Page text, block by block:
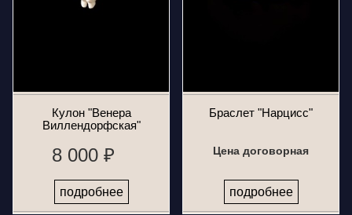
Кулон "Венера
Виллендорфская"
8 000 ₽
подробнее
Браслет "Нарцисс"
Цена договорная
подробнее